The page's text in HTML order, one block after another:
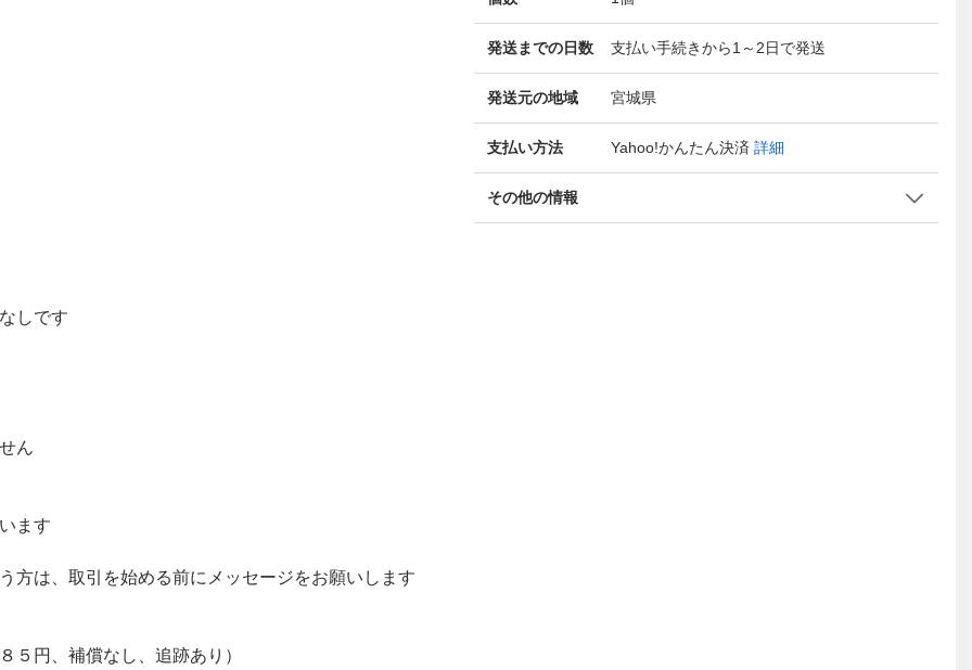
発送までの日数 支払い手続きから1～2日で発送
発送元の地域 宮城県
支払い方法 Yahoo!かんたん決済 詳細
その他の情報